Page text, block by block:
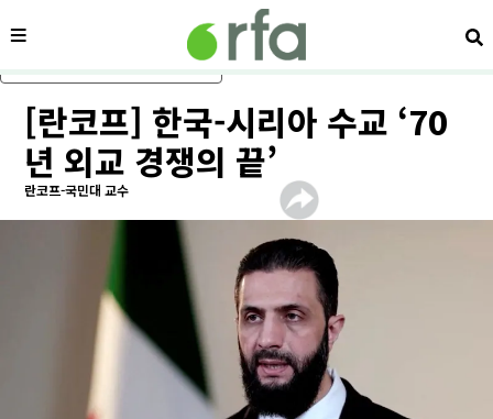
메인 콘텐츠로 건너뛰기
메뉴 검
[란코프] 한국-시리아 수교 ‘70
년 외교 경쟁의 끝’
란코프-국민대 교수